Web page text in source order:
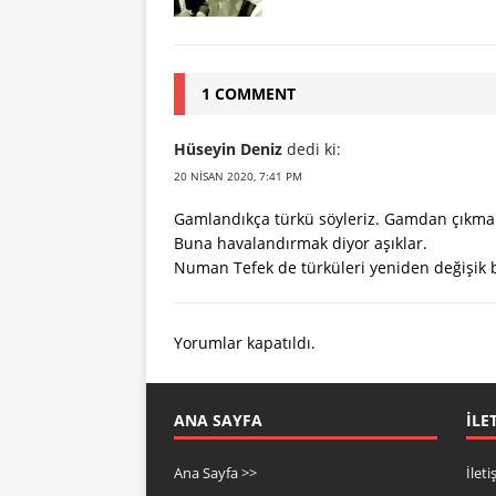
1 COMMENT
Hüseyin Deniz dedi ki:
20 NISAN 2020, 7:41 PM
Gamlandıkça türkü söyleriz. Gamdan
Buna havalandırmak diyor aşıklar.
Numan Tefek de türküleri yeniden değişik
Yorumlar kapatıldı.
ANA SAYFA
Ana Sayfa >>